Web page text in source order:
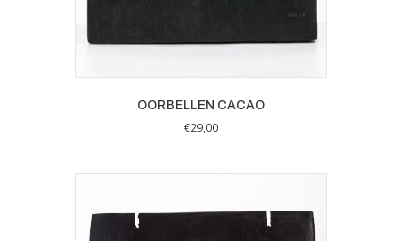
OORBELLEN CACAO
€29,00